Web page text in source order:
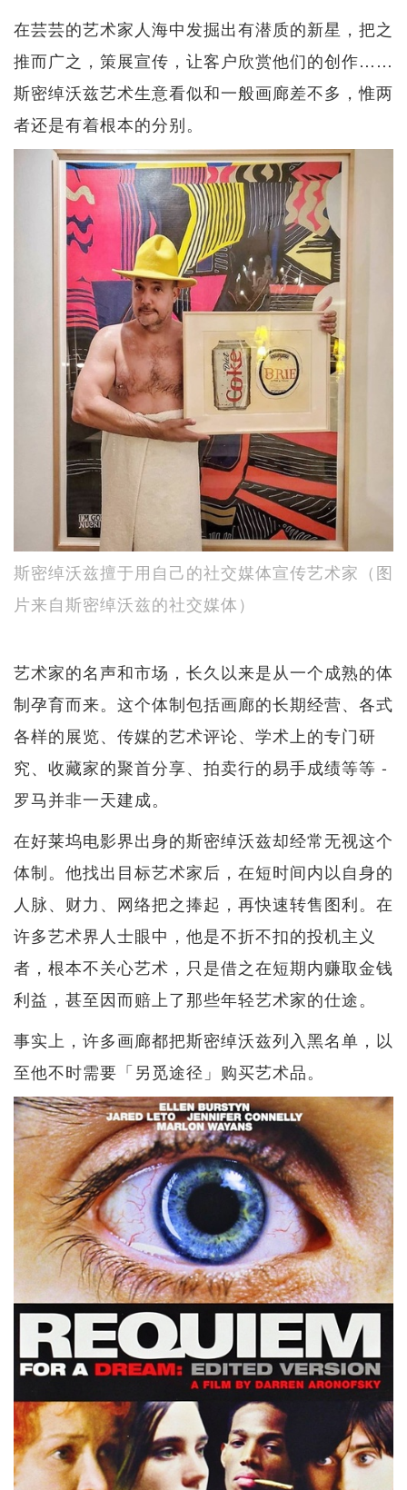
在芸芸的艺术家人海中发掘出有潜质的新星，把之
推而广之，策展宣传，让客户欣赏他们的创作……
斯密绰沃兹艺术生意看似和一般画廊差不多，惟两
者还是有着根本的分别。
斯密绰沃兹擅于用自己的社交媒体宣传艺术家（图
片来自斯密绰沃兹的社交媒体）
艺术家的名声和市场，长久以来是从一个成熟的体
制孕育而来。这个体制包括画廊的长期经营、各式
各样的展览、传媒的艺术评论、学术上的专门研
究、收藏家的聚首分享、拍卖行的易手成绩等等 -
罗马并非一天建成。
在好莱坞电影界出身的斯密绰沃兹却经常无视这个
体制。他找出目标艺术家后，在短时间内以自身的
人脉、财力、网络把之捧起，再快速转售图利。在
许多艺术界人士眼中，他是不折不扣的投机主义
者，根本不关心艺术，只是借之在短期内赚取金钱
利益，甚至因而赔上了那些年轻艺术家的仕途。
事实上，许多画廊都把斯密绰沃兹列入黑名单，以
至他不时需要「另觅途径」购买艺术品。